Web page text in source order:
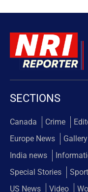
SECTIONS
Canada Crime
Europe News
Gallery
India news
Special Stories
US News
Video